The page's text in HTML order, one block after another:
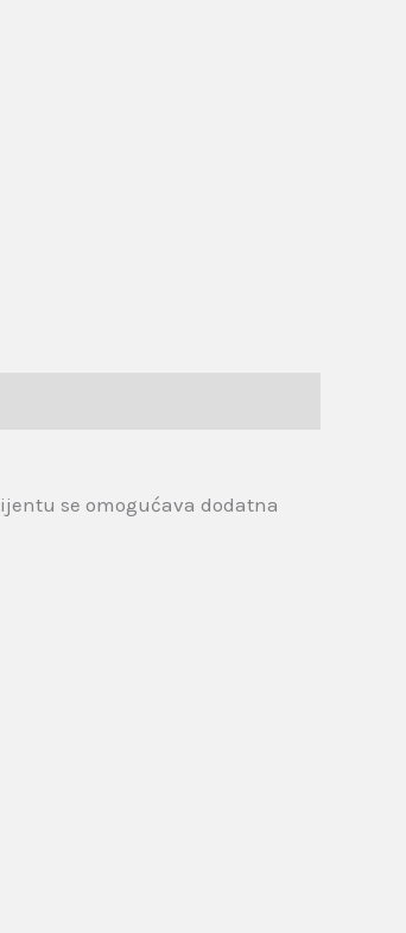
se omogućava dodatna